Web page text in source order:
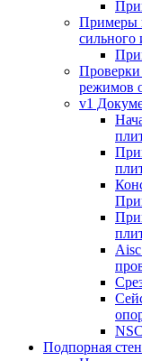
Примеры
сильного
режимов
v1
Подпорная